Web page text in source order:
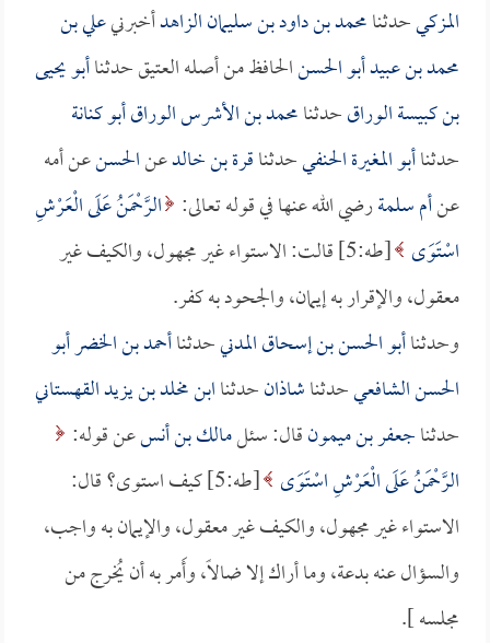
المزكيحدثنامحمد بن داود بن سليمان الزاهدأخبرنيعلي بن
محمد بن عبيد أبو الحسنالحافظ من أصله العتيق حدثناأبو يحيى
بن كبيسة الوراقحدثنامحمد بن الأشرس الوراق أبو كنانة
حدثناأبو المغيرة الحنفيحدثناقرة بن خالدعنالحسنعن أمه
عنأم سلمةرضي الله عنها في قوله تعالى: الرَّحْمَنُ عَلَى الْعَرْشِ
اسْتَوَى
[طه:5] قالت: الاستواء غير مجهول، والكيف غير
معقول، والإقرار به إيمان، والجحود به كفر.
وحدثناأبو الحسن بن إسحاق المدنيحدثناأحمد بن الخضر أبو
الحسن الشافعيحدثناشاذانحدثناابن مخلد بن يزيد القهستاني
حدثناجعفر بن ميمونقال: سئلمالك بن أنسعن قوله:
الرَّحْمَنُ عَلَى الْعَرْشِ اسْتَوَى
[طه:5] كيف استوى؟ قال:
الاستواء غير مجهول، والكيف غير معقول، والإيمان به واجب،
والسؤال عنه بدعة، وما أراك إلا ضالاً، وأَمر به أن يُخرج من
مجلسه ].